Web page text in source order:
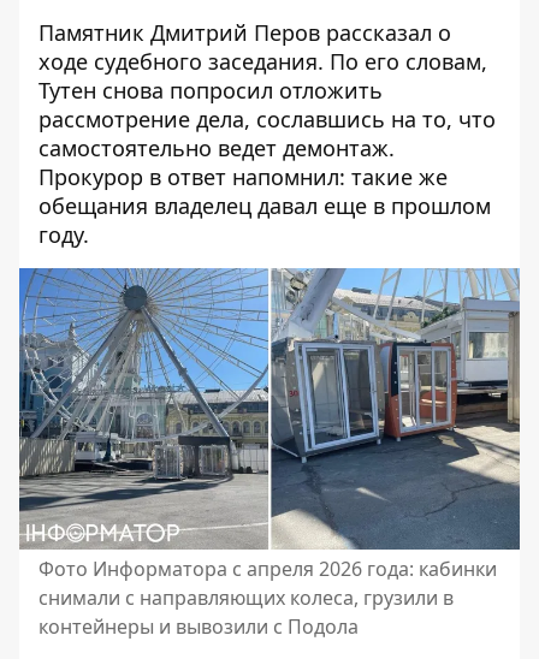
Памятник Дмитрий Перов рассказал о
ходе судебного заседания. По его словам,
Тутен снова попросил отложить
рассмотрение дела, сославшись на то, что
самостоятельно ведет демонтаж.
Прокурор в ответ напомнил: такие же
обещания владелец давал еще в прошлом
году.
Фото Информатора с апреля 2026 года: кабинки
снимали с направляющих колеса, грузили в
контейнеры и вывозили с Подола